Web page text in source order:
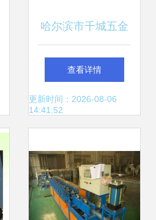
哈尔滨市千城五金
工具 专业电锤产品
系列全览
查看详情
更新时间：2026-08-06
14:41:52